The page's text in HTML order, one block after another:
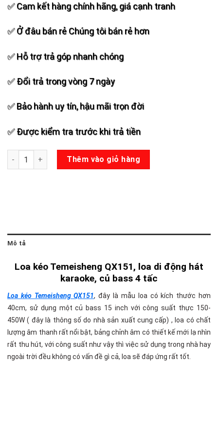
✅ Cam kết hàng chính hãng, giá cạnh tranh
✅ Ở đâu bán rẻ Chúng tôi bán rẻ hơn
✅ Hỗ trợ trả góp nhanh chóng
✅ Đổi trả trong vòng 7 ngày
✅ Bảo hành uy tín, hậu mãi trọn đời
✅ Được kiểm tra trước khi trả tiền
Loa kéo Temeisheng QX151 số lượng
Thêm vào giỏ hàng
Mô tả
Loa kéo Temeisheng QX151, loa di động hát
karaoke, củ bass 4 tấc
Loa kéo Temeisheng QX151, đây là mẫu loa có kích thước hơn
40cm, sử dụng một củ bass 15 inch với công suất thực 150-
450W ( đây là thông số do nhà sản xuất cung cấp) , loa có chất
lượng âm thanh rất nổi bật, bảng chỉnh âm có thiết kế mới lạ nhìn
rất thu hút, với công suất như vậy thì việc sử dụng trong nhà hay
ngoài trời đều không có vấn đề gì cả, loa sẽ đáp ứng rất tốt.